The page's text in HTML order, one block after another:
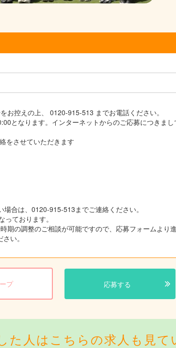
お控えの上、 0120-915-513 までお電話ください。
となります。インターネットからのご応募につきま
をさせていただきます
合は、0120-915-513までご連絡ください。
ております。
期の調整のご相談が可能ですので、応募フォームより
い。
プ 応募する
た人はこちらの求人も見て